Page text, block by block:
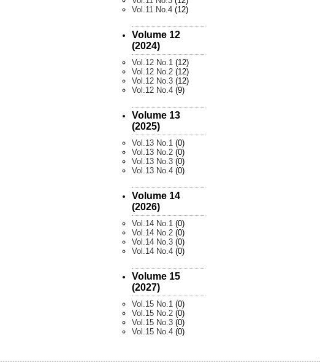
Vol.11 No.4 (12)
Volume 12
(2024)
Vol.12 No.1 (12)
Vol.12 No.2 (12)
Vol.12 No.3 (12)
Vol.12 No.4 (9)
Volume 13
(2025)
Vol.13 No.1 (0)
Vol.13 No.2 (0)
Vol.13 No.3 (0)
Vol.13 No.4 (0)
Volume 14
(2026)
Vol.14 No.1 (0)
Vol.14 No.2 (0)
Vol.14 No.3 (0)
Vol.14 No.4 (0)
Volume 15
(2027)
Vol.15 No.1 (0)
Vol.15 No.2 (0)
Vol.15 No.3 (0)
Vol.15 No.4 (0)